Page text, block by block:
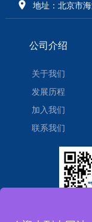
地址：北京市
公司介绍
关于我们
发展历程
加入我们
联系我们